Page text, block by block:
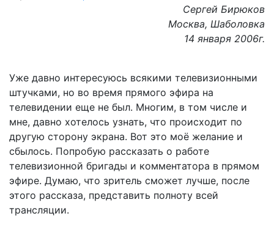
Сергей Бирюков
Москва, Шаболовка
14 января 2006г.
Уже давно интересуюсь всякими телевизионными
штучками, но во время прямого эфира на
телевидении еще не был. Многим, в том числе и
мне, давно хотелось узнать, что происходит по
другую сторону экрана. Вот это моё желание и
сбылось. Попробую рассказать о работе
телевизионной бригады и комментатора в прямом
эфире. Думаю, что зритель сможет лучше, после
этого рассказа, представить полноту всей
трансляции.